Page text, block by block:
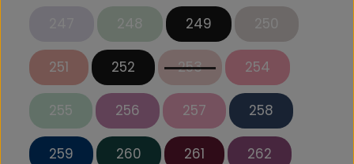
248 249 250
251 252 253 254
255 256 257 258
259 260 261 262